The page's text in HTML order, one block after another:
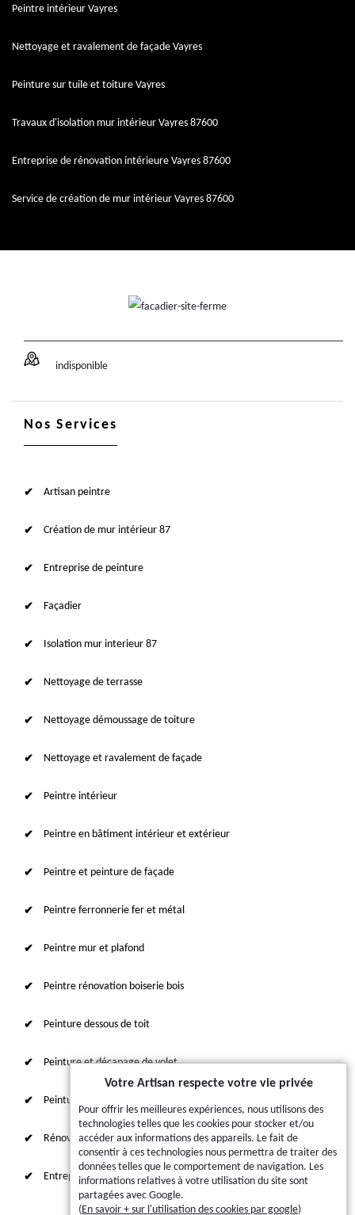
Peintre intérieur Vayres
Nettoyage et ravalement de façade Vayres
Peinture sur tuile et toiture Vayres
Travaux d'isolation mur intérieur Vayres 87600
Entreprise de rénovation intérieure Vayres 87600
Service de création de mur intérieur Vayres 87600
indisponible
Nos Services
Artisan peintre
Création de mur intérieur 87
Entreprise de peinture
Façadier
Isolation mur interieur 87
Nettoyage de terrasse
Nettoyage démoussage de toiture
Nettoyage et ravalement de façade
Peintre intérieur
Peintre en bâtiment intérieur et extérieur
Peintre et peinture de façade
Peintre ferronnerie fer et métal
Peintre mur et plafond
Peintre rénovation boiserie bois
Peinture dessous de toit
Peinture et décapage de volet
Peinture sur tuile et toiture
Rénovation intérieure 87
Entreprise de ravalement
Votre Artisan respecte votre vie privée
Pour offrir les meilleures expériences, nous utilisons des
technologies telles que les cookies pour stocker et/ou
accéder aux informations des appareils. Le fait de
consentir à ces technologies nous permettra de traiter des
données telles que le comportement de navigation. Les
informations relatives à votre utilisation du site sont
partagées avec Google.
(En savoir + sur l'utilisation des cookies par google)